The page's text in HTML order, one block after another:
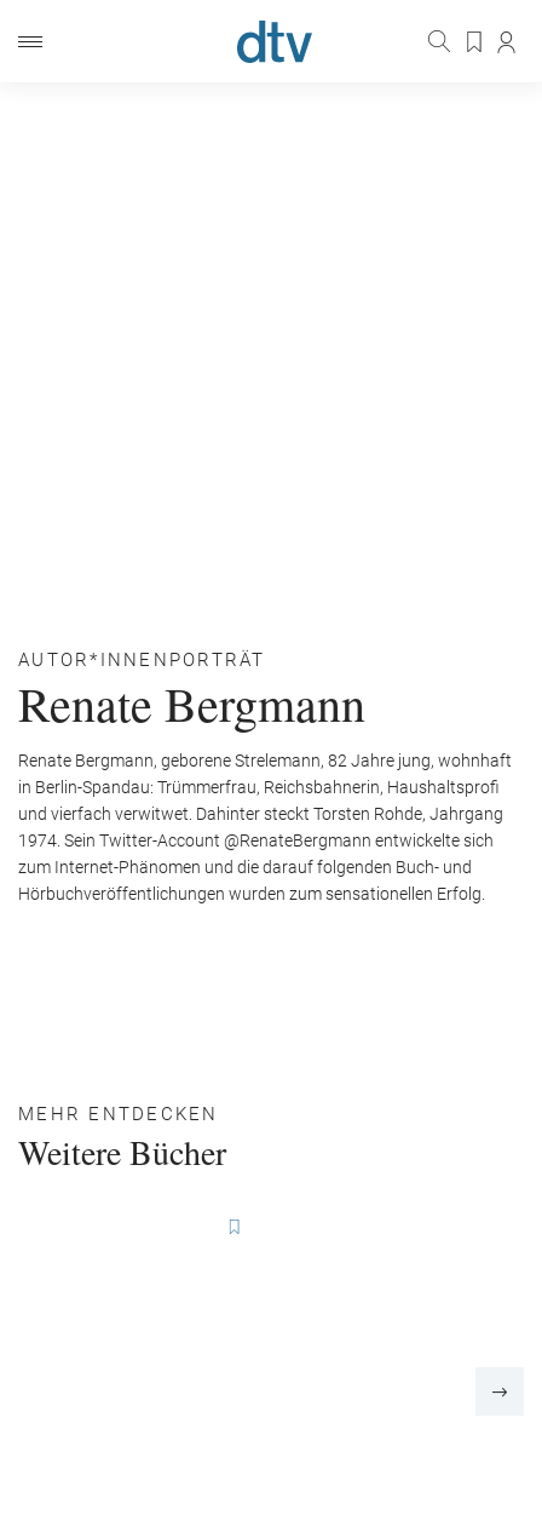
AUTOR*INNENPORTRÄT
Renate Bergmann
Renate Bergmann, geborene Strelemann, 82 Jahre jung, wohnhaft
in Berlin-Spandau: Trümmerfrau, Reichsbahnerin, Haushaltsprofi
und vierfach verwitwet. Dahinter steckt Torsten Rohde, Jahrgang
1974. Sein Twitter-Account @RenateBergmann entwickelte sich
zum Internet-Phänomen und die darauf folgenden Buch- und
Hörbuchveröffentlichungen wurden zum sensationellen Erfolg.
MEHR ENTDECKEN
Weitere Bücher